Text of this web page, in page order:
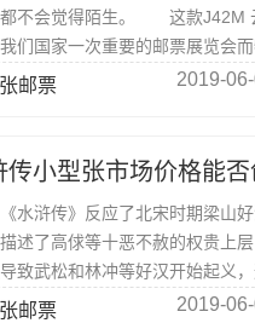
不会觉得陌生。 这款J42M
们国家一次重要的邮票展览会而
邮票 2019-
传小型张市场价格能
水浒传》反应了北宋时期梁山
述了高俅等十恶不赦的权贵上
致武松和林冲等好汉开始起义，
邮票 2019-